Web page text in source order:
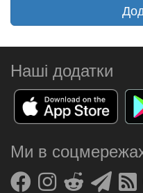
Наші додатки
Ми в